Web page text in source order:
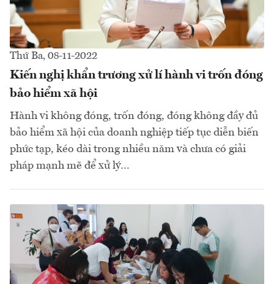
Thứ Ba, 08-11-2022
Kiến nghị khẩn trương xử lí hành vi trốn đóng
bảo hiểm xã hội
Hành vi không đóng, trốn đóng, đóng không đầy đủ
bảo hiểm xã hội của doanh nghiệp tiếp tục diễn biến
phức tạp, kéo dài trong nhiều năm và chưa có giải
pháp mạnh mẽ để xử lý…